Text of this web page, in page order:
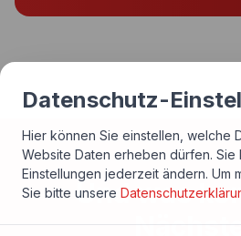
Und was
Datenschutz-
Hier können Sie einstellen, welche
Website Daten erheben dürfen. Sie
Einstellungen jederzeit ändern. Um
Sie bitte unsere